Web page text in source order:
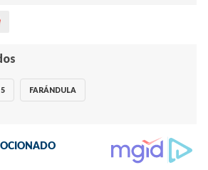
FARÁNDULA